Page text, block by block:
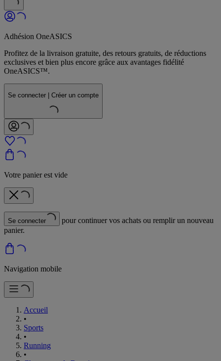
Adhésion OneASICS
Profitez de la livraison gratuite, des retours gratuits, de réductions
exclusives et bien plus encore grâce aux avantages fidélité
OneASICS™.
Se connecter | Créer un compte
Votre panier est vide
Se connecter
pour continuer vos achats ou remplir un nouveau
panier.
Navigation mobile
Accueil
•
Sports
•
Running
•